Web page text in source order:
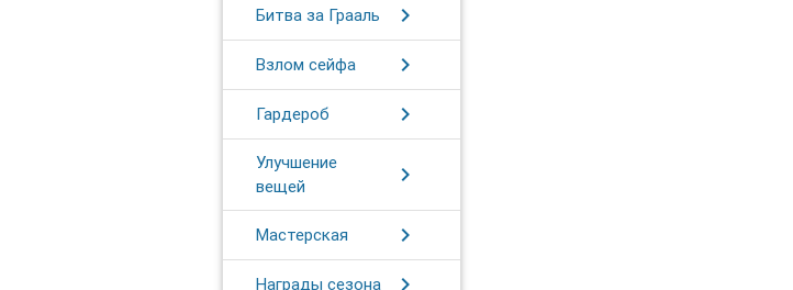
Битва за Грааль chevron_right
Взлом сейфа chevron_right
Гардероб chevron_right
Улучшение
вещей
chevron_right
Мастерская chevron_right
Награды сезона chevron_right